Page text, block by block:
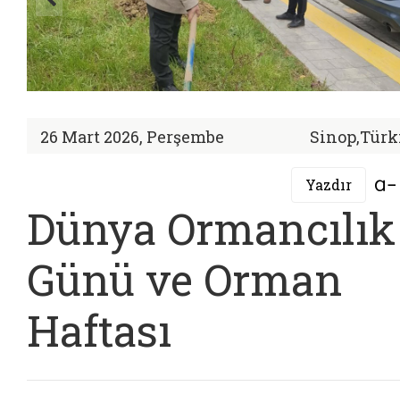
26 Mart 2026, Perşembe
Yazdır
Dünya Ormancılık
Günü ve Orman
Haftası